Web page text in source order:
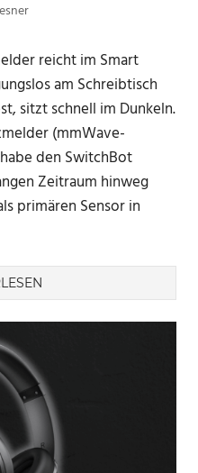
reicht im Smart
am Schreibtisch
sitzt schnell im Dunkeln.
(mmWave-
den SwitchBot
Zeitraum hinweg
primären Sensor in